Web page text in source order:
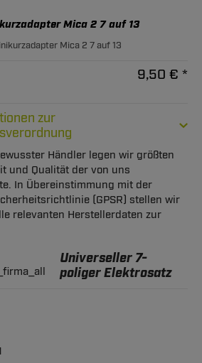
Mica 2 7 auf 13
Mica 2 7 auf 13
9,50 € *
zur
Händler legen wir größten
und Qualität der von uns
In Übereinstimmung mit der
(GPSR) stellen wir
relevanten Herstellerdaten zur
Universeller 7-
poliger Elektrosatz